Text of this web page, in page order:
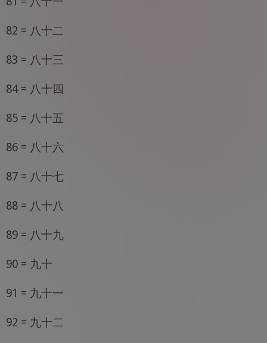
82 = 八十二
83 = 八十三
84 = 八十四
85 = 八十五
86 = 八十六
87 = 八十七
88 = 八十八
89 = 八十九
90 = 九十
91 = 九十一
92 = 九十二